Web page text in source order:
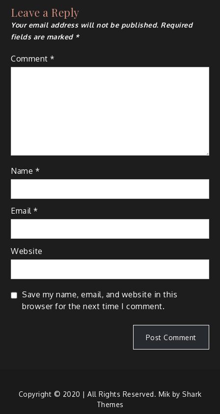
Leave a Reply
Your email address will not be published. Required
fields are marked *
Comment*
Name *
Email*
Website
Save my name, email, and website in this
browser for the next time I comment.
Copyright © 2020 | All Rights Reserved. Mik by Shark
Themes